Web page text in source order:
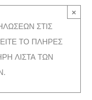
×
ΣΤΙΣ
ΤΟ ΠΛΉΡΕΣ
ΛΊΣΤΑ ΤΩΝ